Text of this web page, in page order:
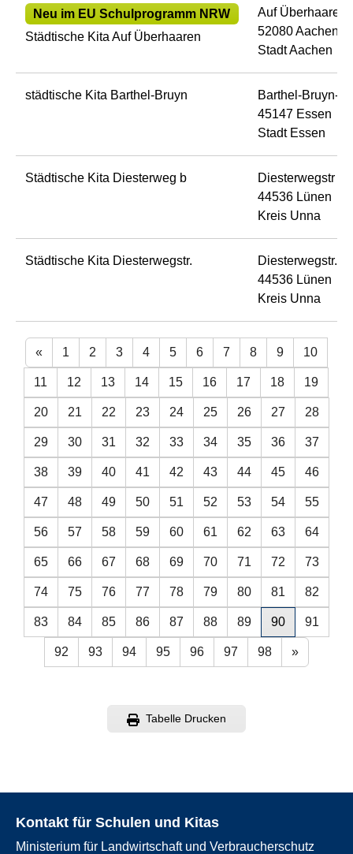
Neu im EU Schulprogramm NRW
Städtische Kita Auf Überhaaren
Auf Überhaaren
52080 Aachen
Stadt Aachen
städtische Kita Barthel-Bruyn
Barthel-Bruyn-
45147 Essen
Stadt Essen
Städtische Kita Diesterweg b
Diesterwegstr 7b
44536 Lünen
Kreis Unna
Städtische Kita Diesterwegstr.
Diesterwegstr. 7c
44536 Lünen
Kreis Unna
« 1 2 3 4 5 6 7 8 9 10
11 12 13 14 15 16 17 18 19
20 21 22 23 24 25 26 27 28
29 30 31 32 33 34 35 36 37
38 39 40 41 42 43 44 45 46
47 48 49 50 51 52 53 54 55
56 57 58 59 60 61 62 63 64
65 66 67 68 69 70 71 72 73
74 75 76 77 78 79 80 81 82
83 84 85 86 87 88 89 90 91
92 93 94 95 96 97 98 »
Tabelle Drucken
Kontakt für Schulen und Kitas
Ministerium für Landwirtschaft und Verbraucherschutz